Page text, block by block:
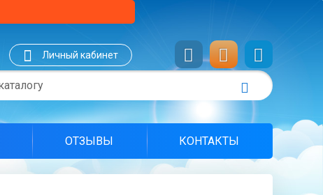
Личный кабинет
ОТЗЫВЫ КОНТАКТЫ